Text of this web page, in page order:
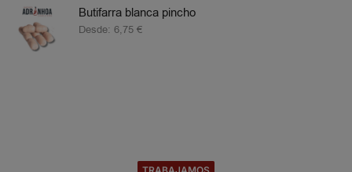
Butifarra blanca pincho
Desde: 6,75 €
TRABAJAMOS